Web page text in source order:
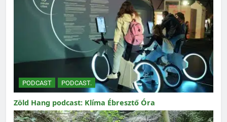
PODCAST PODCAST.
Zöld Hang podcast: Klíma Ébresztő Óra